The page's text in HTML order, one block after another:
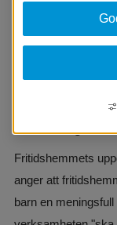
livslånga
skolan/förskolans
En meningsfull
Fritidshemmets
anger att
barn en